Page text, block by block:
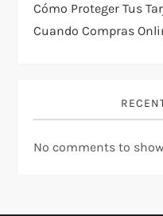
Cómo Proteger Tus
Cuando Compras
No comments to